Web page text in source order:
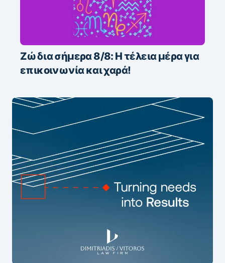
Ζώδια σήμερα 8/8: Η τέλεια μέρα για
επικοινωνία και χαρά!